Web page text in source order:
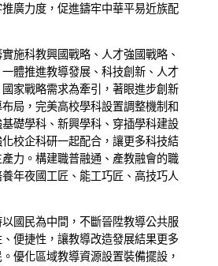
廣力度，促進鑄牢中華平易近族配
施科教興國戰略、人才強國戰略、
體推進教導發展、科技創新、人才
家戰略需求為牽引，著眼進步創新
局，完美高校學科設置調整機制和
礎學科、新興學科、穿插學科建設
校企科研一起配合，讓更多科技結
力。構建職普融通、產教融會的職
年夜國工匠、能工巧匠、高技巧人
國民為中間，不斷晉陞教導公共服
便捷性，讓教導改造發展結果更多
優化區域教導資源設置裝備擺設，